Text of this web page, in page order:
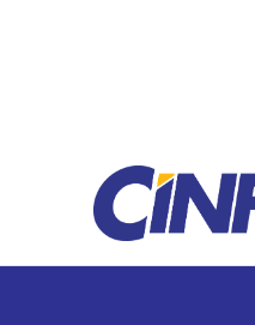
Classificados